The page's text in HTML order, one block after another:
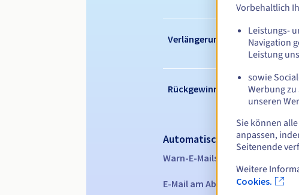
Verlängerungszeitraum
Rückgewinnungsfrist
Automatische
Warn-E-Mails:
E-Mail am Ablaufdatumzur
Vorbehaltlich
Leistungs-
Navigation
Leistung
sowie
Werbung
unseren
Sie können
anpassen,
Seitenende
Weitere
Cookies.